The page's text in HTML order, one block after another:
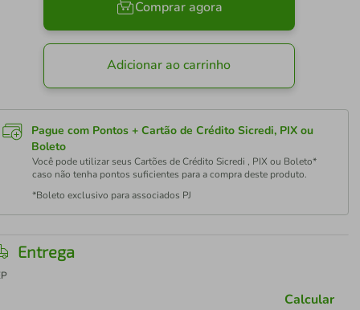
Comprar agora
Adicionar ao carrinho
Pague com Pontos + Cartão de Crédito Sicredi, PIX ou
Boleto
Você pode utilizar seus Cartões de Crédito Sicredi , PIX ou Boleto*
caso não tenha pontos suficientes para a compra deste produto.
*Boleto exclusivo para associados PJ
Entrega
Calcular